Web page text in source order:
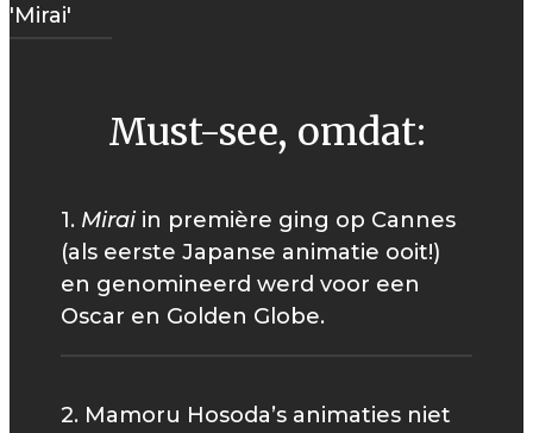
'Mirai'
Must-see, omdat:
1. Mirai in première ging op Cannes
(als eerste Japanse animatie ooit!)
en genomineerd werd voor een
Oscar en Golden Globe.
2. Mamoru Hosoda’s animaties niet